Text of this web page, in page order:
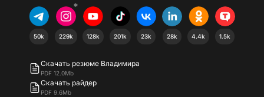
50k
*
229k 128k 201k 23k 28k 4.4k 1.5k
Скачать резюме Владимира
PDF 12.0Mb
Скачать райдер
PDF 9.6Mb